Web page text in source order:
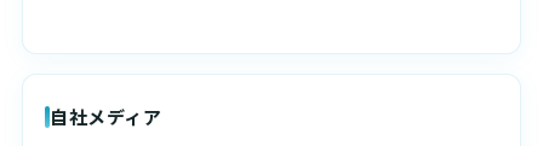
自社メディア